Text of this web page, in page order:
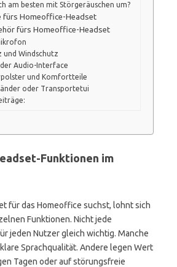
am besten mit Störgeräuschen um?
fürs Homeoffice-Headset
fürs Homeoffice-Headset
und Windschutz
Audio-Interface
und Komfortteile
oder Transportetui
Funktionen im
für das Homeoffice suchst, lohnt sich
Funktionen. Nicht jede
jeden Nutzer gleich wichtig. Manche
Sprachqualität. Andere legen Wert
Tagen oder auf störungsfreie